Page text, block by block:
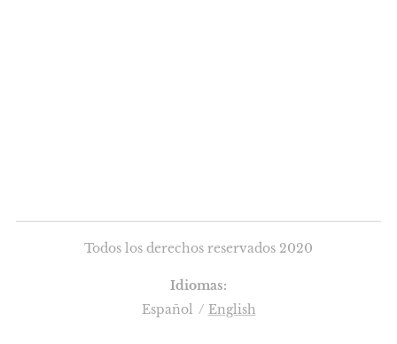
Todos los derechos reservados 2020
Idiomas
Español
English